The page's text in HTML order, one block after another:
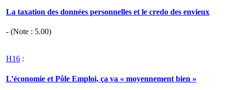
La taxation des données personnelles et le credo des envieux
- (Note : 5.00)
H16 :
L’économie et Pôle Emploi, ça va « moyennement bien »